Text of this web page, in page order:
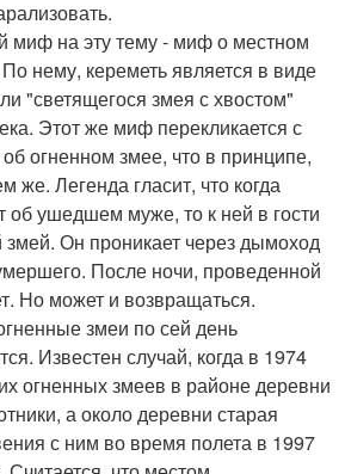
миф на эту тему - миф о местном
нему, кереметь является в виде
"светящегося змея с хвостом"
Этот же миф перекликается с
огненном змее, что в принципе,
же. Легенда гласит, что когда
об ушедшем муже, то к ней в гости
змей. Он проникает через дымоход
После ночи, проведенной
Но может и возвращаться.
змеи по сей день
Известен случай, когда в 1974
огненных змеев в районе деревни
а около деревни старая
с ним во время полета в 1997